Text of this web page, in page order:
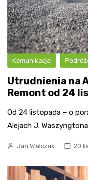
Komunikacja
Utrudnienia na
Remont od 24
Od 24 listopada – o
Alejach J.
Jan Walczak 20